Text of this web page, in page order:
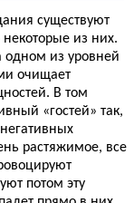
существуют
из них.
из уровней
очищает
В том
«гостей» так,
растяжимое, все
потом эту